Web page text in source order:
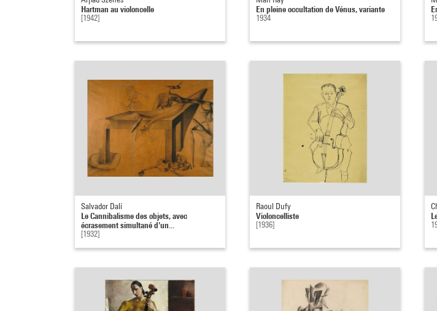
Hartman au violoncelle
[1942]
En pleine occultation de Vénus, variante
1934
Salvador Dalí
Le Cannibalisme des objets, avec
écrasement simultané d'un...
[1932]
Raoul Dufy
Violoncelliste
[1936]